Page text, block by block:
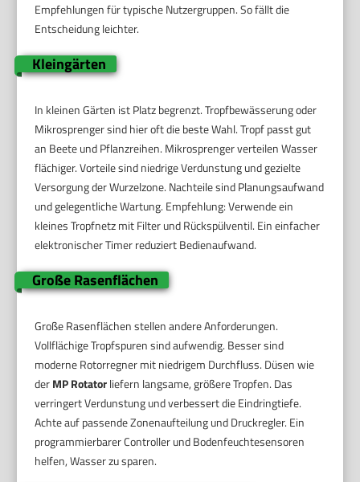
Empfehlungen für typische Nutzergruppen. So fällt die
Entscheidung leichter.
Kleingärten
In kleinen Gärten ist Platz begrenzt. Tropfbewässerung oder
Mikrosprenger sind hier oft die beste Wahl. Tropf passt gut
an Beete und Pflanzreihen. Mikrosprenger verteilen Wasser
flächiger. Vorteile sind niedrige Verdunstung und gezielte
Versorgung der Wurzelzone. Nachteile sind Planungsaufwand
und gelegentliche Wartung. Empfehlung: Verwende ein
kleines Tropfnetz mit Filter und Rückspülventil. Ein einfacher
elektronischer Timer reduziert Bedienaufwand.
Große Rasenflächen
Große Rasenflächen stellen andere Anforderungen.
Vollflächige Tropfspuren sind aufwendig. Besser sind
moderne Rotorregner mit niedrigem Durchfluss. Düsen wie
derMP Rotatorliefern langsame, größere Tropfen. Das
verringert Verdunstung und verbessert die Eindringtiefe.
Achte auf passende Zonenaufteilung und Druckregler. Ein
programmierbarer Controller und Bodenfeuchtesensoren
helfen, Wasser zu sparen.